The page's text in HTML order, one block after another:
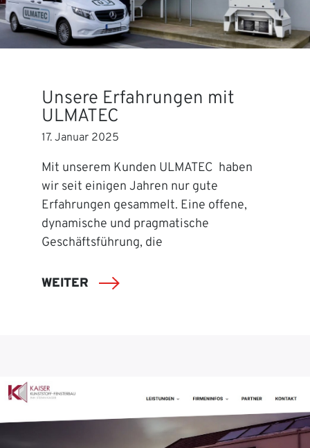
Unsere Erfahrungen mit
ULMATEC
17. Januar 2025
Mit unserem Kunden ULMATEC haben
wir seit einigen Jahren nur gute
Erfahrungen gesammelt. Eine offene,
dynamische und pragmatische
Geschäftsführung, die
WEITER